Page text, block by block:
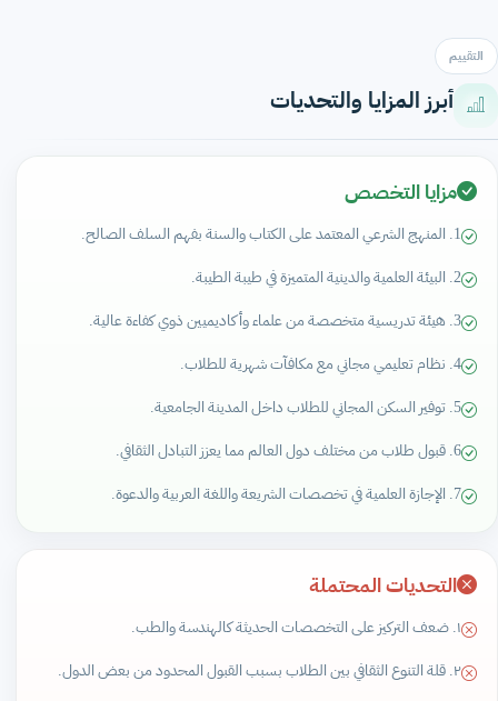
التقييم
أبرز المزايا والتحديات
مزايا التخصص
1. المنهج الشرعي المعتمد على الكتاب والسنة بفهم السلف الصالح.
2. البيئة العلمية والدينية المتميزة في طيبة الطيبة.
3. هيئة تدريسية متخصصة من علماء وأكاديميين ذوي كفاءة عالية.
4. نظام تعليمي مجاني مع مكافآت شهرية للطلاب.
5. توفير السكن المجاني للطلاب داخل المدينة الجامعية.
6. قبول طلاب من مختلف دول العالم مما يعزز التبادل الثقافي.
7. الإجازة العلمية في تخصصات الشريعة واللغة العربية والدعوة.
التحديات المحتملة
١. ضعف التركيز على التخصصات الحديثة كالهندسة والطب.
٢. قلة التنوع الثقافي بين الطلاب بسبب القبول المحدود من بعض الدول.